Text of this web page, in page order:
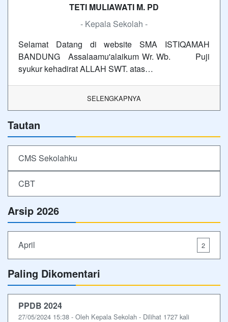
TETI MULIAWATI M. PD
- Kepala Sekolah -
Selamat Datang di website SMA ISTIQAMAH
BANDUNG Assalaamu'alaikum Wr. Wb. Puji
syukur kehadirat ALLAH SWT. atas…
SELENGKAPNYA
Tautan
CMS Sekolahku
CBT
Arsip 2026
April 2
Paling Dikomentari
PPDB 2024
27/05/2024 15:38 - Oleh Kepala Sekolah - Dilihat 1727 kali